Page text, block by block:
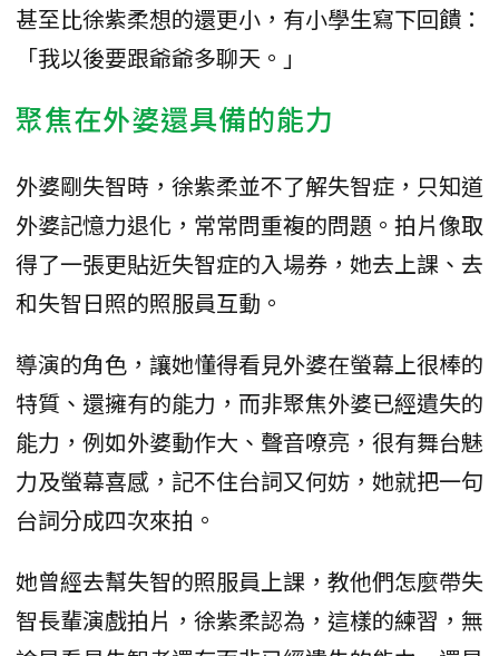
甚至比徐紫柔想的還更小，有小學生寫下回饋：
「我以後要跟爺爺多聊天。」
聚焦在外婆還具備的能力
外婆剛失智時，徐紫柔並不了解失智症，只知道
外婆記憶力退化，常常問重複的問題。拍片像取
得了一張更貼近失智症的入場券，她去上課、去
和失智日照的照服員互動。
導演的角色，讓她懂得看見外婆在螢幕上很棒的
特質、還擁有的能力，而非聚焦外婆已經遺失的
能力，例如外婆動作大、聲音嘹亮，很有舞台魅
力及螢幕喜感，記不住台詞又何妨，她就把一句
台詞分成四次來拍。
她曾經去幫失智的照服員上課，教他們怎麼帶失
智長輩演戲拍片，徐紫柔認為，這樣的練習，無